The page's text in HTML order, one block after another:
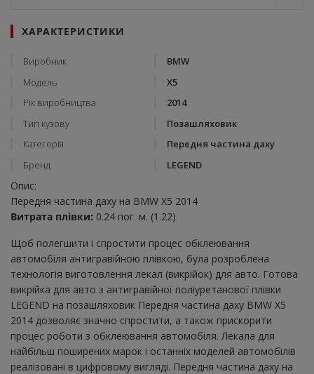
ХАРАКТЕРИСТИКИ
Виробник
BMW
Модель
X5
Рік виробництва
2014
Тип кузову
Позашляховик
Категорія
Передня частина даху
Бренд
LEGEND
Опис:
Передня частина даху на BMW X5 2014
Витрата плівки: 0.24 пог. м. (1.22)
Щоб полегшити і спростити процес обклеювання
автомобіля антигравійною плівкою, була розроблена
технологія виготовлення лекал (викрійок) для авто. Готова
викрійка для авто з антигравійної поліуретанової плівки
LEGEND на позашляховик Передня частина даху BMW X5
2014 дозволяє значно спростити, а також прискорити
процес роботи з обклеювання автомобіля. Лекала для
найбільш поширених марок і останніх моделей автомобілів
реалізовані в цифровому вигляді. Передня частина даху на